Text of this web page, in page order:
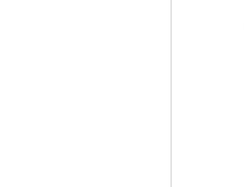
11 영상 순
영상 편집 핵
12 홍보 음